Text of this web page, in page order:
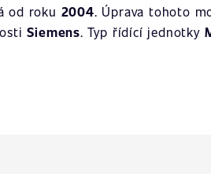
od roku 2004. Úprava tohoto
Siemens. Typ řídící jednotky